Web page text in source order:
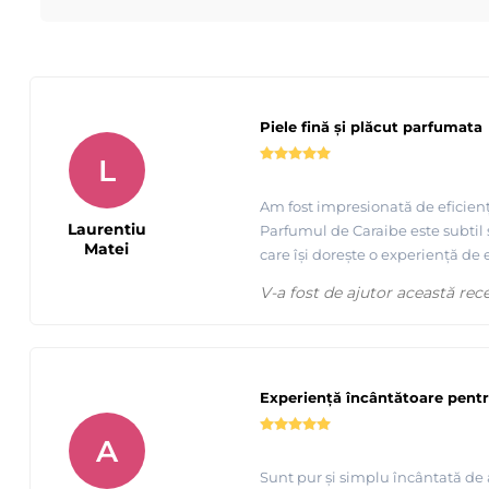
Tutorial epilare axila cu ceara elasica cu punct de topire
Piele fină și plăcut parfumata
Am fost impresionată de
Parfumul de Caraibe este
care își dorește o experiență de
L
Laurentiu
Matei
V-a fost de ajutor această
Experiență încântătoare
Sunt pur și simplu încântată
A